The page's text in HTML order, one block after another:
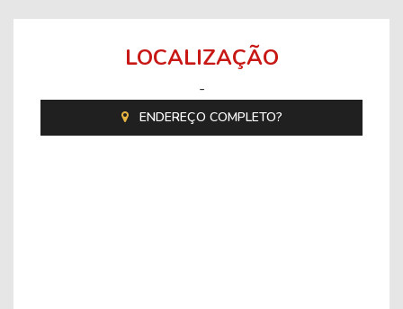
LOCALIZAÇÃO
-
ENDEREÇO COMPLETO?